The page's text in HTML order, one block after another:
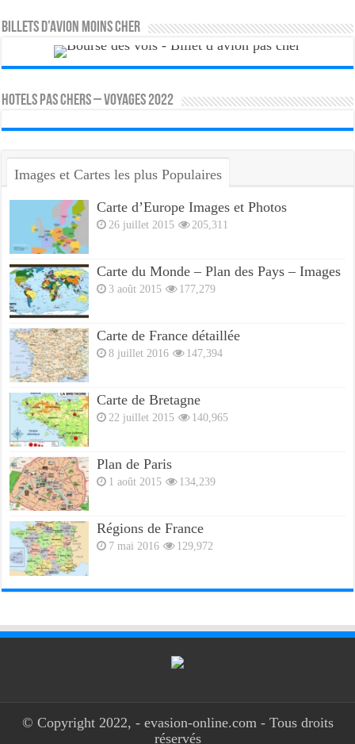
Billets d’avion moins cher
HOTELS PAS CHERS – VOYAGES 2022
Images et Cartes les plus Populaires
Carte d’Europe Images et Photos
26 juillet 2015 205,311
Carte du Monde – Plan des Pays – Images
3 août 2015 177,279
Carte de France détaillée
8 juillet 2016 147,394
Carte de Bretagne
22 juillet 2015 140,965
Plan de Paris
1 août 2015 134,239
Régions de France
7 mai 2016 129,972
© Copyright 2022, - evasion-online.com - Tous droits
réservés